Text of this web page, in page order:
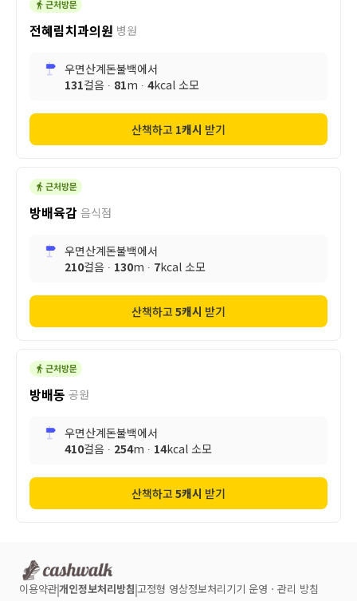
전혜림치과의원 병원
우면산계돈불백에서
131걸음 ∙ 81m ∙ 4kcal 소모
산책하고 1캐시 받기
방배육감 음식점
우면산계돈불백에서
210걸음 ∙ 130m ∙ 7kcal 소모
산책하고5캐시 받기
방배동 공원
우면산계돈불백에서
410걸음 ∙ 254m ∙ 14kcal 소모
산책하고5캐시 받기
이용약관개인정보처리방침 고정형 영상정보처리기기 운영ㆍ관리 방침